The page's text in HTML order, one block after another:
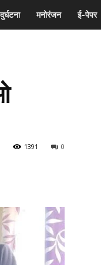
मनोरंजन ई-पेपर
0
1391